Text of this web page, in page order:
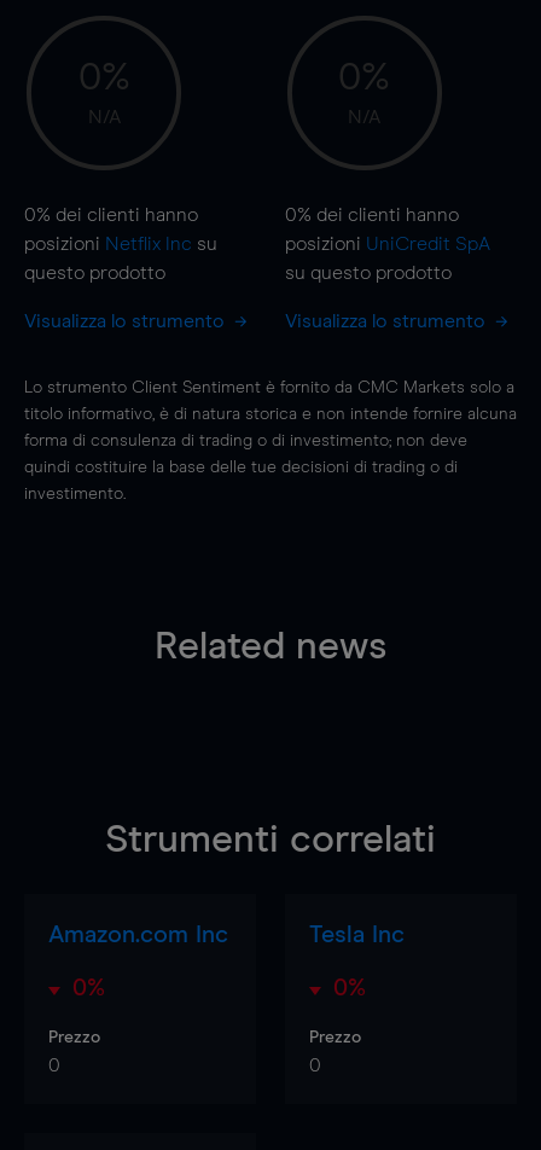
0%
N/A
0% dei clienti hanno
posizioni Netflix Inc su
questo prodotto
Visualizza lo strumento
0%
N/A
0% dei clienti hanno
posizioni UniCredit SpA
su questo prodotto
Visualizza lo strumento
Lo strumento Client Sentiment è fornito da CMC Markets solo a
titolo informativo, è di natura storica e non intende fornire alcuna
forma di consulenza di trading o di investimento; non deve
quindi costituire la base delle tue decisioni di trading o di
investimento.
Related news
Strumenti correlati
Amazon.com Inc
0%
Prezzo
0
Tesla Inc
0%
Prezzo
0